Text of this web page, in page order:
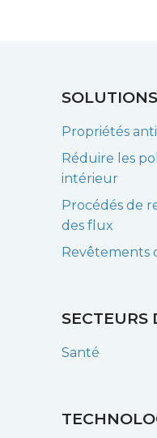
SOLUTIONS
Propriétés
Réduire les
intérieur
Procédés de
des flux
Revêtements
SECTEURS
Santé